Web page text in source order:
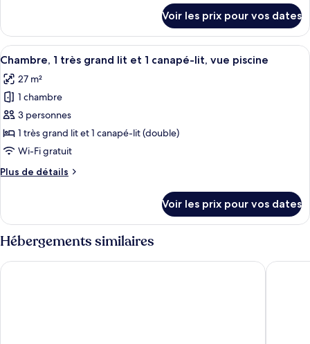
chambre,
accès
piscine
(Ground
Floor)
le
type
de
Suite,
accès
piscine
(Ground
Floor)
Voir les prix pour vos dates
Afficher
toutes
les
photos
pour
ce
type
chambre :
très
grand
lit
et
Une chambre d’hôtel avec un
8
Chambre, 1 très grand lit et 1 canapé-lit, vue piscine
27 m²
1 chambre
3 personnes
1 très grand lit et 1 canapé-lit (double)
Wi-Fi gratuit
Plus de détails
Plus
le
type
de
Chambre,
Voir les prix pour vos dates
Hébergements similaires
Courtyard by Marriott Phuket, Patong Beach Resort Hotel